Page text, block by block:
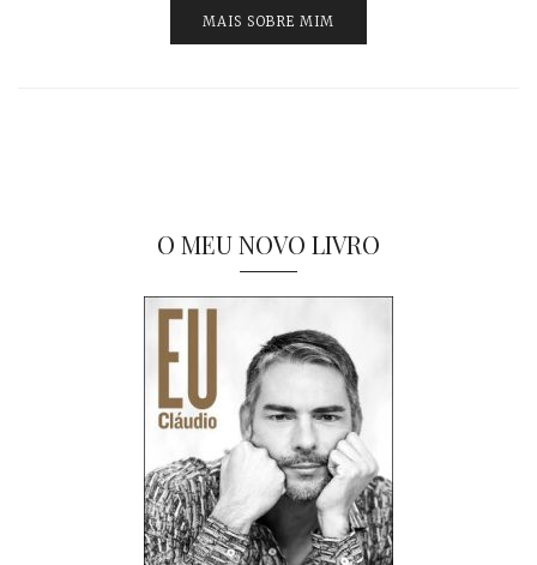
MAIS SOBRE MIM
O MEU NOVO LIVRO